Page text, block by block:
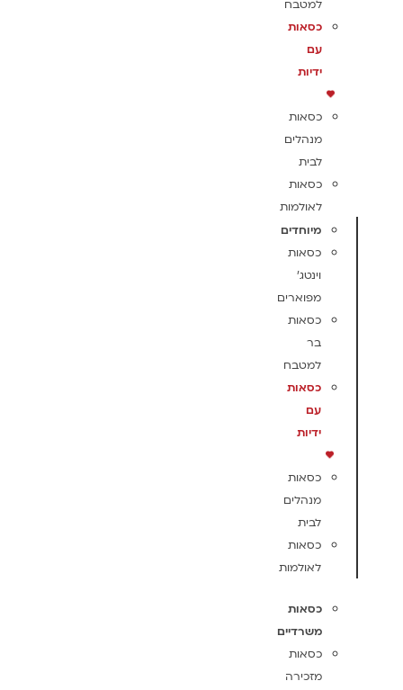
למטבח
כסאות
עם
ידיות
כסאות
מנהלים
לבית
כסאות
לאולמות
מיוחדים
כסאות
וינטג'
מפוארים
כסאות
בר
למטבח
כסאות
עם
ידיות
כסאות
מנהלים
לבית
כסאות
לאולמות
כסאות
משרדיים
כסאות
מזכירה